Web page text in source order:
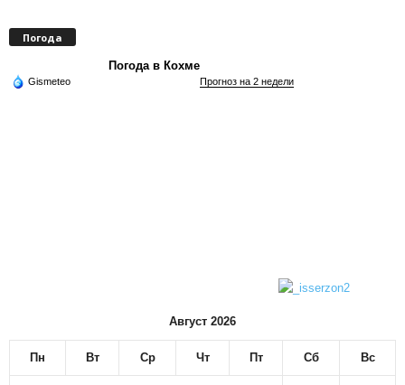
Погода
Погода в Кохме
Gismeteo Прогноз на 2 недели
Август 2026
Пн Вт Ср Чт Пт Сб Вс